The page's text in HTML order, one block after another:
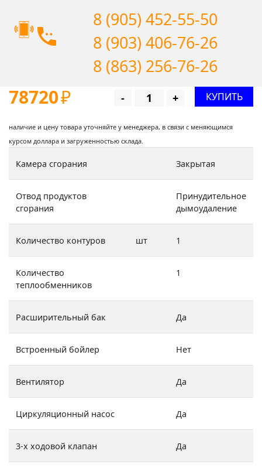
8 (905) 452-55-50
8 (903) 406-76-26
8 (863) 256-76-26
78720₽ - + КУПИТЬ
наличие и цену товара уточняйте у менеджера, в связи с меняющимся
курсом доллара и загруженностью склада.
Камера сгорания Закрытая
Отвод продуктов
сгорания
Принудительное
дымоудаление
Количество контуров шт 1
Количество
теплообменников
1
Расширительный бак Да
Встроенный бойлер Нет
Вентилятор Да
Циркуляционный насос Да
3-х ходовой клапан Да